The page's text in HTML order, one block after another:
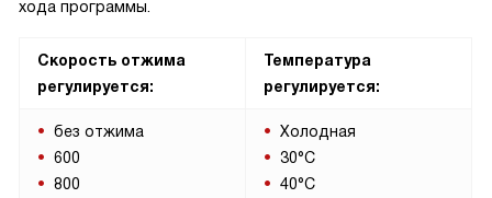
хода программы.
Скорость отжима
регулируется:
Температура
регулируется:
без отжима
600
800
Холодная
30°C
40°C